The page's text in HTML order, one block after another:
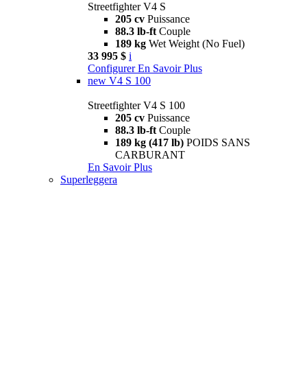
Streetfighter V4 S
205 cv Puissance
88.3 lb-ft Couple
189 kg Wet Weight (No Fuel)
33 995 $ i
Configurer En Savoir Plus
new V4 S 100
Streetfighter V4 S 100
205 cv Puissance
88.3 lb-ft Couple
189 kg (417 lb) POIDS SANS
CARBURANT
En Savoir Plus
Superleggera